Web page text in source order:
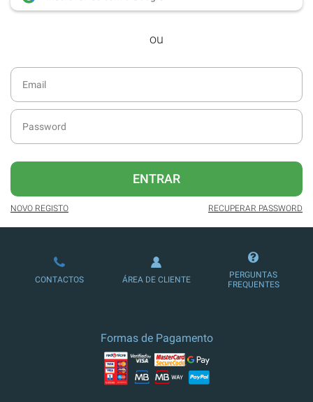
desde dezembro de 2016.
Acesso ao formato digital da SÁBADO
SÁBADO.
diário da atualidade.
publicidade reduzida e não invasiva
no site.
Possibilidade de ler e/ou ouvir artigos.
Ofertas e descontos em produtos,
serviços, eventos desportivos e
ou
ENTRAR
NOVO REGISTO RECUPERAR PASSWORD
CONTACTOS ÁREA DE CLIENTE
PERGUNTAS
FREQUENTES
Formas de Pagamento